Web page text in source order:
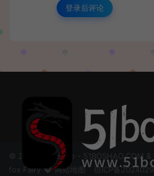
登录后评论
© 2024 51boshao - 51BOSHAO.COM
fox Fairy
网站地图 琼ICP备